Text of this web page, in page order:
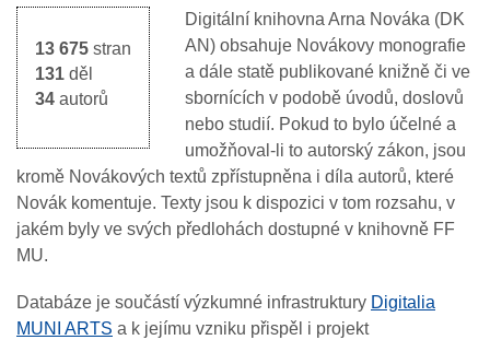
13 675 stran
131 děl
34 autorů
Digitální knihovna Arna Nováka (DK
AN) obsahuje Novákovy monografie
a dále statě publikované knižně či ve
sbornících v podobě úvodů, doslovů
nebo studií. Pokud to bylo účelné a
umožňoval-li to autorský zákon, jsou
kromě Novákových textů zpřístupněna i díla autorů, které
Novák komentuje. Texty jsou k dispozici v tom rozsahu, v
jakém byly ve svých předlohách dostupné v knihovně FF
MU.
Databáze je součástí výzkumné infrastruktury Digitalia
MUNI ARTS a k jejímu vzniku přispěl i projekt